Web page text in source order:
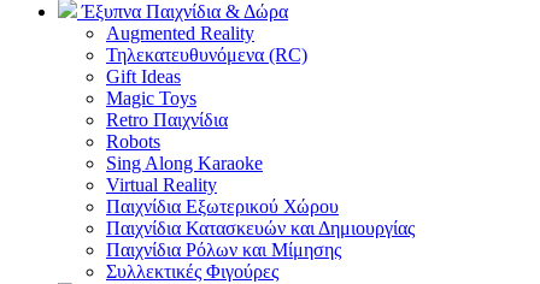
Έξυπνα Παιχνίδια & Δώρα
Augmented Reality
Τηλεκατευθυνόμενα (RC)
Gift Ideas
Magic Toys
Retro Παιχνίδια
Robots
Sing Along Karaoke
Virtual Reality
Παιχνίδια Εξωτερικού Χώρου
Παιχνίδια Κατασκευών και Δημιουργίας
Παιχνίδια Ρόλων και Μίμησης
Συλλεκτικές Φιγούρες